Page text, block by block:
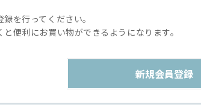
を行ってください。
便利にお買い物ができるようになります。